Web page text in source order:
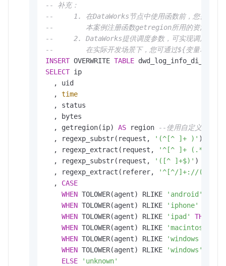
-- 补充：
--     1. 在DataWorks节点中使用函数前，您需要先将
--        本案例注册函数getregion所用的资源为
--     2. DataWorks提供调度参数，可实现调度场景下
--        在实际开发场景下，您可通过${变量名}格式定
INSERT OVERWRITE TABLE dwd_log_info_di_odps
SELECT ip
  , uid
  ,
time
  , status
  , bytes
  , getregion(ip)
AS region
--使用自定义UDF通
  , regexp_substr(request,
'(^[^ ]+ )' )
  , regexp_extract(request,
'^[^ ]+ (.*) [^
  , regexp_substr(request,
'([^ ]+$)' )
  , regexp_extract(referer,
'^[^/]+://([^/
  ,
CASE
WHEN TOLOWER(agent) RLIKE 'android'
WHEN TOLOWER(agent) RLIKE 'iphone'
WHEN TOLOWER(agent) RLIKE 'ipad' THEN
WHEN TOLOWER(agent) RLIKE 'macintosh'
WHEN TOLOWER(agent) RLIKE
'windows
WHEN TOLOWER(agent) RLIKE 'windows'
ELSE
'unknown'